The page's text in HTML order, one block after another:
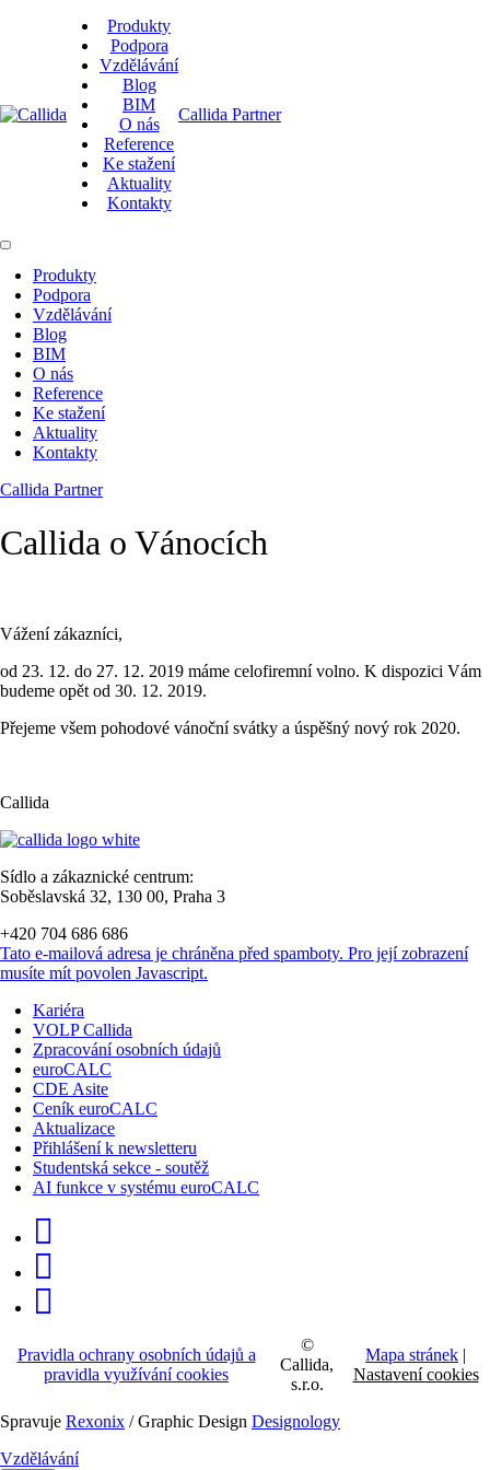
Produkty
Podpora
Vzdělávání
Blog
BIM
O nás
Reference
Ke stažení
Aktuality
Kontakty
Callida Partner
Produkty
Podpora
Vzdělávání
Blog
BIM
O nás
Reference
Ke stažení
Aktuality
Kontakty
Callida Partner
Callida o Vánocích
Vážení zákazníci,
od 23. 12. do 27. 12. 2019 máme celofiremní volno. K dispozici Vám
budeme opět od 30. 12. 2019.
Přejeme všem pohodové vánoční svátky a úspěšný nový rok 2020.
Callida
Sídlo a zákaznické centrum:
Soběslavská 32, 130 00, Praha 3
+420 704 686 686
Tato e-mailová adresa je chráněna před spamboty. Pro její zobrazení
musíte mít povolen Javascript.
Kariéra
VOLP Callida
Zpracování osobních údajů
euroCALC
CDE Asite
Ceník euroCALC
Aktualizace
Přihlášení k newsletteru
Studentská sekce - soutěž
AI funkce v systému euroCALC
Pravidla ochrany osobních údajů a
pravidla využívání cookies
©
Callida,
s.r.o.
Mapa stránek |
Nastavení cookies
Spravuje Rexonix / Graphic Design Designology
Vzdělávání